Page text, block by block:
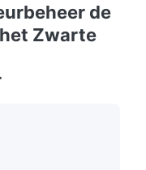
de
Zwarte